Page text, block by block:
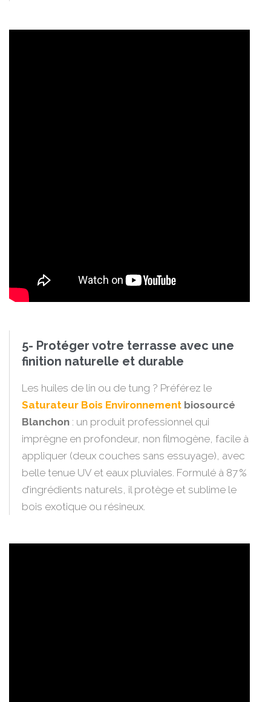
5- Protéger votre terrasse avec une
finition naturelle et durable
Les huiles de lin ou de tung ? Préférez le
Saturateur Bois Environnement biosourcé
Blanchon : un produit professionnel qui
imprègne en profondeur, non filmogène, facile à
appliquer (deux couches sans essuyage), avec
belle tenue UV et eaux pluviales. Formulé à 87 %
d’ingrédients naturels, il protège et sublime le
bois exotique ou résineux.